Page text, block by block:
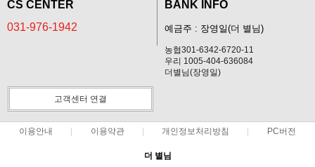
CS CENTER
031-976-1942
BANK INFO
예금주 : 장영일(더 별님)
농협301-6342-6720-11
우리 1005-404-636084
더별님(장영일)
고객센터 연결
이용안내 이용약관 개인정보처리방침 PC버전
더 별님